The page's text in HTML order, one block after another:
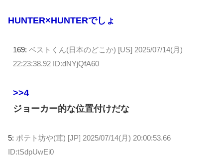
HUNTER×HUNTERでしょ
169: ベストくん(日本のどこか) [US] 2025/07/14(月)
22:23:38.92 ID:dNYjQfA60
>>4
ジョーカー的な位置付けだな
5: ポテト坊や(茸) [JP] 2025/07/14(月) 20:00:53.66
ID:tSdpUwEi0